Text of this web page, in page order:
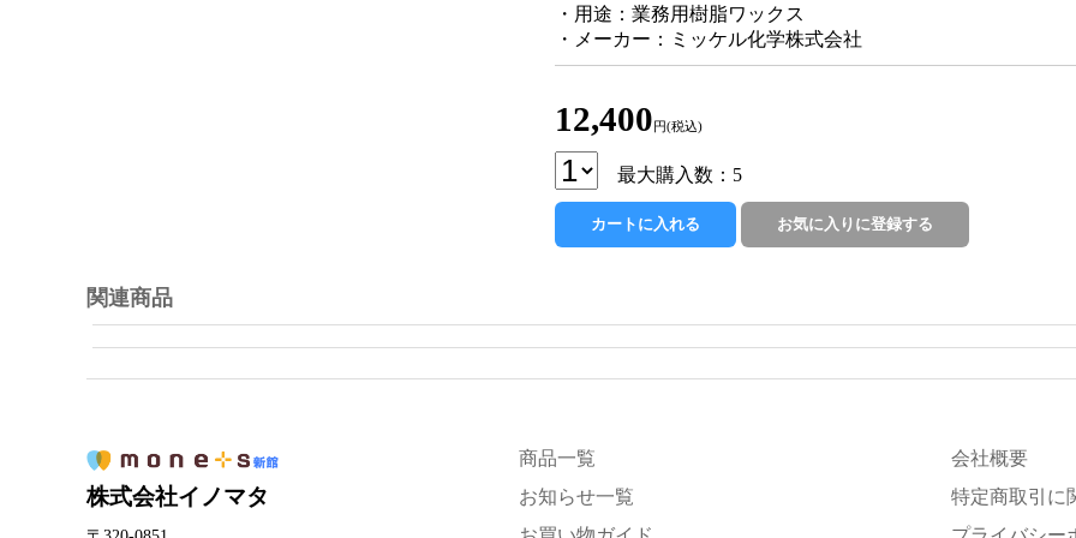
・用途：業務用樹脂ワックス
・メーカー：ミッケル化学株式会社
12,400 円(税込)
最大購入数：5
関連商品
株式会社イノマタ
商品一覧
お知らせ一覧
会社概要
特定商取引に